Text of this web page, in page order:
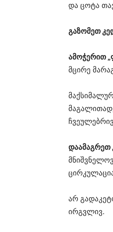
და ცოტა
გაზომეთ
ამოჭერით
მცირე
დაამაგრეთ
არ
ირგვლივ.